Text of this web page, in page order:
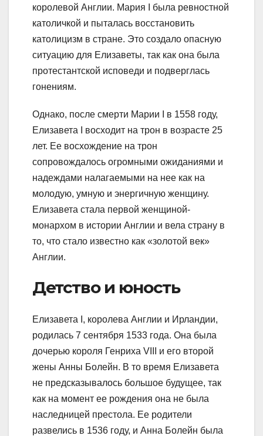
королевой Англии. Мария I была ревностной
католичкой и пыталась восстановить
католицизм в стране. Это создало опасную
ситуацию для Елизаветы, так как она была
протестантской исповеди и подверглась
гонениям.
Однако, после смерти Марии I в 1558 году,
Елизавета I восходит на трон в возрасте 25
лет. Ее восхождение на трон
сопровождалось огромными ожиданиями и
надеждами налагаемыми на нее как на
молодую, умную и энергичную женщину.
Елизавета стала первой женщиной-
монархом в истории Англии и вела страну в
то, что стало известно как «золотой век»
Англии.
Детство и юность
Елизавета I, королева Англии и Ирландии,
родилась 7 сентября 1533 года. Она была
дочерью короля Генриха VIII и его второй
жены Анны Болейн. В то время Елизавета
не предсказывалось большое будущее, так
как на момент ее рождения она не была
наследницей престола. Ее родители
развелись в 1536 году, и Анна Болейн была